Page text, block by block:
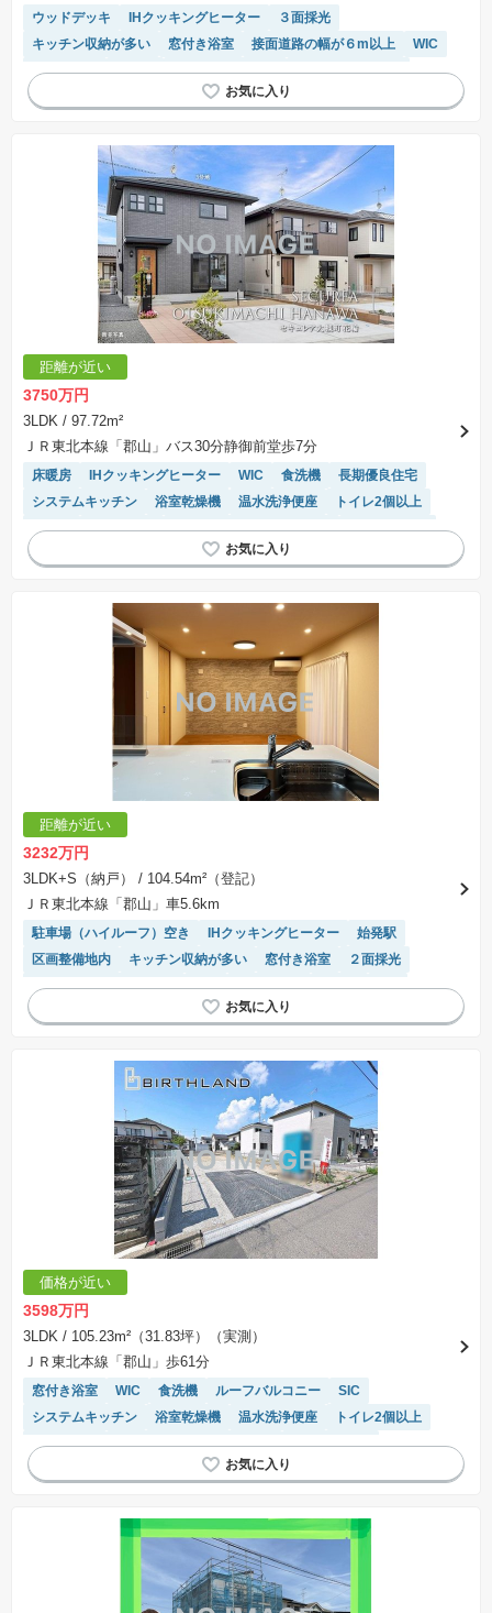
ウッドデッキ IHクッキングヒーター
３面採光
キッチン収納が多い
窓付き浴室 接面道路の幅が６m以上
WIC
オール電化
食洗機 ルーフバルコニー
システムキッチン
浴室乾燥機
トイレ2個以上
対面キッチン
距離が近い
3750万円
3LDK / 97.72m²
ＪＲ東北本線「郡山」バス30分静御前堂歩7分
床暖房 IHクッキングヒーター WIC 食洗機
長期優良住宅
システムキッチン
浴室乾燥機 温水洗浄便座
トイレ2個以上
平坦地
陽当り良好 モニター付きインターホン
閑静な住宅地
対面キッチン
距離が近い
3232万円
3LDK+S（納戸）
/ 104.54m²（登記）
ＪＲ東北本線「郡山」車5.6km
駐車場（ハイルーフ）空き IHクッキングヒーター
始発駅
区画整備地内
キッチン収納が多い 窓付き浴室
２面採光
接面道路の幅が６m以上
WIC オール電化 食洗機
SIC
システムキッチン
浴室乾燥機 温水洗浄便座
価格が近い
3598万円
3LDK / 105.23m²（31.83坪）（実測）
ＪＲ東北本線「郡山」歩61分
窓付き浴室 WIC 食洗機 ルーフバルコニー
SIC
システムキッチン
浴室乾燥機 温水洗浄便座
トイレ2個以上
陽当り良好
モニター付きインターホン 対面キッチン